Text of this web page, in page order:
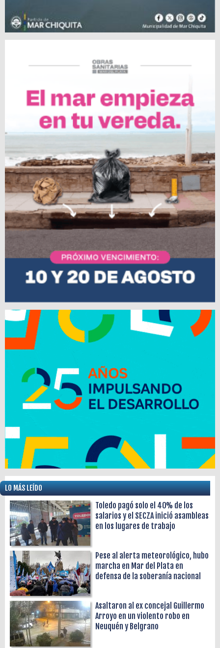
LO MÁS LEÍDO
Toledo pagó solo el 40% de los
salarios y el SECZA inició asambleas
en los lugares de trabajo
Pese al alerta meteorológico, hubo
marcha en Mar del Plata en
defensa de la soberanía nacional
Asaltaron al ex concejal Guillermo
Arroyo en un violento robo en
Neuquén y Belgrano